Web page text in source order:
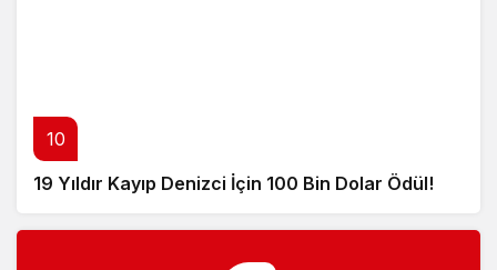
10
19 Yıldır Kayıp Denizci İçin 100 Bin Dolar Ödül!